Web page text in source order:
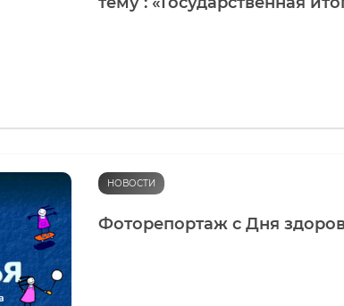
НОВОСТИ
Фоторепортаж с Дня